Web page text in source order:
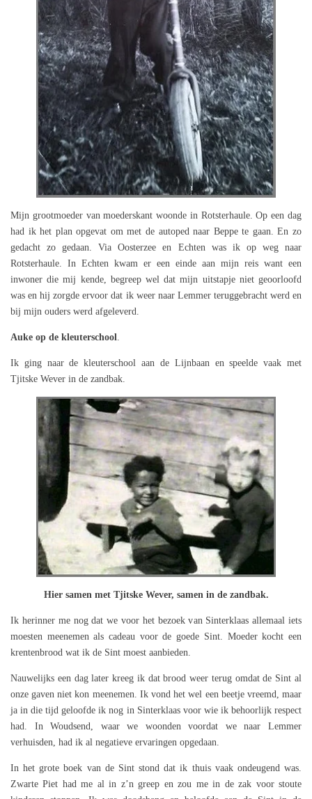
Mijn grootmoeder van moederskant woonde in Rotsterhaule. Op een dag
had ik het plan opgevat om met de autoped naar Beppe te gaan. En zo
gedacht zo gedaan. Via Oosterzee en Echten was ik op weg naar
Rotsterhaule. In Echten kwam er een einde aan mijn reis want een
inwoner die mij kende, begreep wel dat mijn uitstapje niet geoorloofd
was en hij zorgde ervoor dat ik weer naar Lemmer teruggebracht werd en
bij mijn ouders werd afgeleverd.
Auke op de kleuterschool.
Ik ging naar de kleuterschool aan de Lijnbaan en speelde vaak met
Tjitske Wever in de zandbak.
Hier samen met Tjitske Wever, samen in de zandbak.
Ik herinner me nog dat we voor het bezoek van Sinterklaas allemaal iets
moesten meenemen als cadeau voor de goede Sint. Moeder kocht een
krentenbrood wat ik de Sint moest aanbieden.
Nauwelijks een dag later kreeg ik dat brood weer terug omdat de Sint al
onze gaven niet kon meenemen. Ik vond het wel een beetje vreemd, maar
ja in die tijd geloofde ik nog in Sinterklaas voor wie ik behoorlijk respect
had. In Woudsend, waar we woonden voordat we naar Lemmer
verhuisden, had ik al negatieve ervaringen opgedaan.
In het grote boek van de Sint stond dat ik thuis vaak ondeugend was.
Zwarte Piet had me al in z’n greep en zou me in de zak voor stoute